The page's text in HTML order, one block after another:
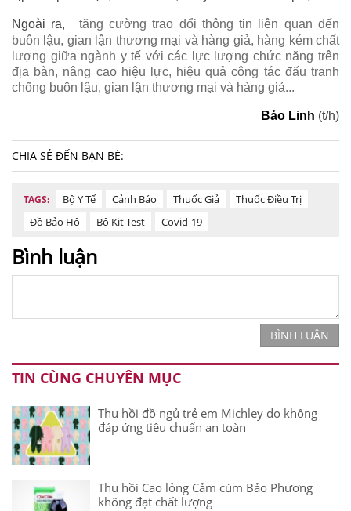
Ngoài ra,
tăng cường trao đổi thông tin liên quan đến
buôn lậu, gian lận thương mại và hàng giả, hàng kém chất
lượng giữa ngành y tế với các lực lượng chức năng trên
địa bàn, nâng cao hiệu lực, hiệu quả công tác đấu tranh
chống buôn lậu, gian lận thương mại và hàng giả...
Bảo Linh (t/h)
CHIA SẺ ĐẾN BẠN BÈ:
TAGS: Bộ Y Tế Cảnh Báo Thuốc Giả
Thuốc Điều Trị
Đồ Bảo Hộ
Bộ Kit Test Covid-19
Bình luận
BÌNH LUẬN
TIN CÙNG CHUYÊN MỤC
Thu hồi đồ ngủ trẻ em Michley do không
đáp ứng tiêu chuẩn an toàn
Thu hồi Cao lỏng Cảm cúm Bảo Phương
không đạt chất lượng